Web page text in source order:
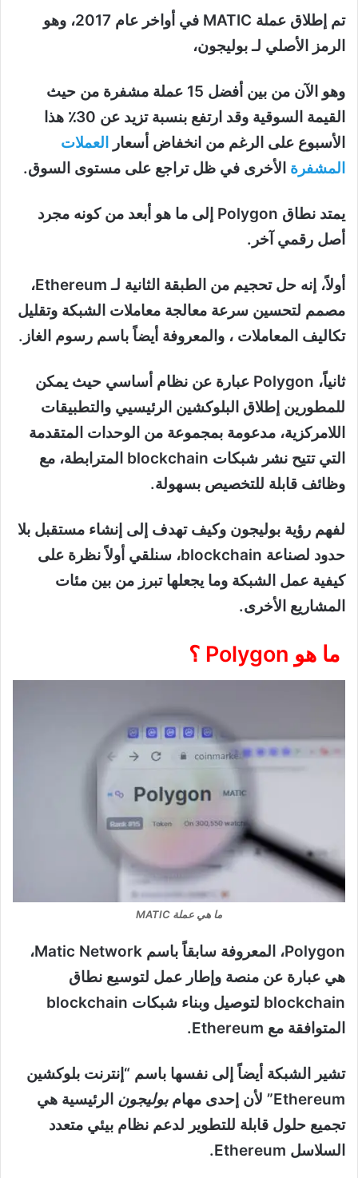
تم إطلاق عملة MATIC في أواخر عام 2017، وهو
الرمز الأصلي لـ بوليجون،
وهو الآن من بين أفضل 15 عملة مشفرة من حيث
القيمة السوقية وقد ارتفع بنسبة تزيد عن 30٪ هذا
الأسبوع على الرغم من انخفاض أسعار
العملات
المشفرة الأخرى في ظل تراجع على مستوى السوق.
يمتد نطاق Polygon إلى ما هو أبعد من كونه مجرد
أصل رقمي آخر.
أولاً، إنه حل تحجيم من الطبقة الثانية لـ Ethereum،
مصمم لتحسين سرعة معالجة معاملات الشبكة وتقليل
تكاليف المعاملات ، والمعروفة أيضاً باسم رسوم الغاز.
ثانياً، Polygon عبارة عن نظام أساسي حيث يمكن
للمطورين إطلاق البلوكشين الرئيسيي والتطبيقات
اللامركزية، مدعومة بمجموعة من الوحدات المتقدمة
التي تتيح نشر شبكات blockchain المترابطة، مع
وظائف قابلة للتخصيص بسهولة.
لفهم رؤية بوليجون وكيف تهدف إلى إنشاء مستقبل بلا
حدود لصناعة blockchain، سنلقي أولاً نظرة على
كيفية عمل الشبكة وما يجعلها تبرز من بين مئات
المشاريع الأخرى.
ما هو Polygon ؟
ما هي عملة MATIC
Polygon، المعروفة سابقاً باسم Matic Network،
هي عبارة عن منصة وإطار عمل لتوسيع نطاق
blockchain لتوصيل وبناء شبكات blockchain
المتوافقة مع Ethereum.
تشير الشبكة أيضاً إلى نفسها باسم “إنترنت بلوكشين
Ethereum” لأن إحدى مهام
بوليجون الرئيسية هي
تجميع حلول قابلة للتطوير لدعم نظام بيئي متعدد
السلاسل Ethereum.